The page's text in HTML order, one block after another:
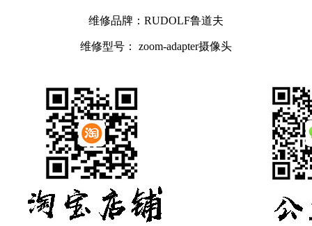
维修品牌：RUDOLF鲁道夫
维修型号： zoom-adapter摄像头